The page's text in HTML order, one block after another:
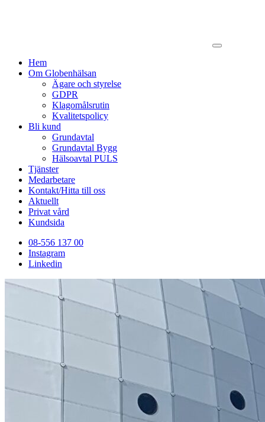
Hem
Om Globenhälsan
Ägare och styrelse
GDPR
Klagomålsrutin
Kvalitetspolicy
Bli kund
Grundavtal
Grundavtal Bygg
Hälsoavtal PULS
Tjänster
Medarbetare
Kontakt/Hitta till oss
Aktuellt
Privat vård
Kundsida
08-556 137 00
Instagram
Linkedin